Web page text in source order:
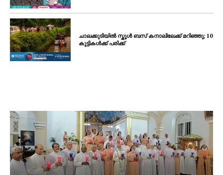
ചാലക്കുടിയിൽ സ്കൂൾ ബസ് കനാലിലേക്ക് മറിഞ്ഞു; 10
കുട്ടികൾക്ക് പരിക്ക്